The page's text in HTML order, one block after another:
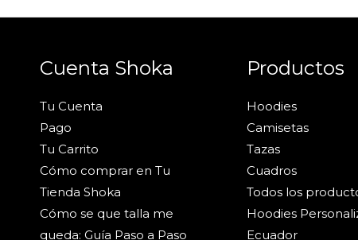
Cuenta Shoka
Tu Cuenta
Pago
Tu Carrito
Cómo comprar en Tu
Tienda Shoka
Cómo se que talla me
queda: Guía Paso a Paso
Productos
Hoodies
Camisetas
Tazas
Cuadros
Todos los
Hoodies
Ecuador